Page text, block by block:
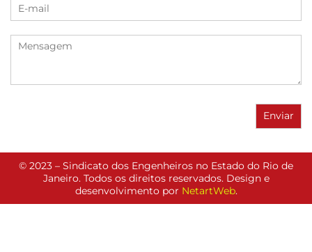
© 2023 – Sindicato dos Engenheiros no Estado do Rio de
Janeiro. Todos os direitos reservados. Design e
desenvolvimento por NetartWeb.